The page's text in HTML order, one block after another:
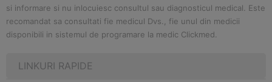
si informare si nu inlocuiesc consultul sau diagnosticul medical. Este
recomandat sa consultati fie medicul Dvs., fie unul din medicii
disponibili in sistemul de programare la medic Clickmed.
LINKURI RAPIDE